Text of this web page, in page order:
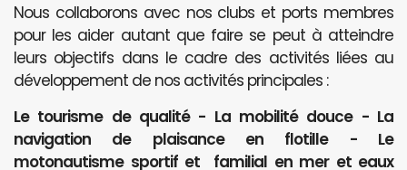
Nous collaborons avec nos clubs et ports membres
pour les aider autant que faire se peut à atteindre
leurs objectifs dans le cadre des activités liées au
développement de nos activités principales :
Le tourisme de qualité - La mobilité douce - La
navigation de plaisance en flotille - Le
motonautisme sportif et familial en mer et eaux